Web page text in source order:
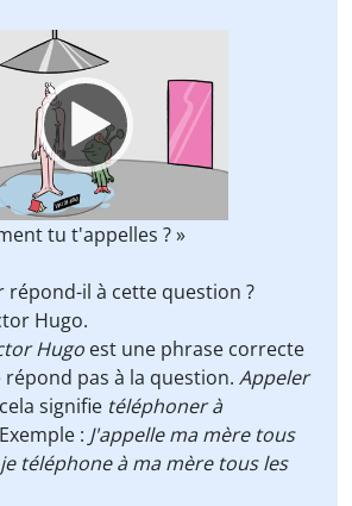
tu t'appelles ? »
répond-il à cette question ?
Hugo.
Hugo est une phrase correcte
répond pas à la question. Appeler
cela signifie téléphoner à
: J'appelle ma mère tous
téléphone à ma mère tous les